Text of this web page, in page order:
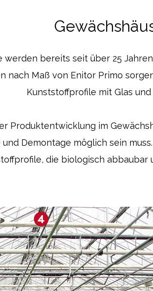
bereits seit über 25
nach Maß von Enitor Primo
Kunststoffprofile mit Glas und
Produktentwicklung im
Demontage möglich sein
die biologisch abbaubar